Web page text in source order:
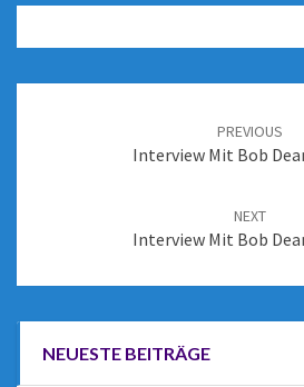
PREVIOUS
Interview Mit Bob
NEXT
Interview Mit Bob
NEUESTE BEITRÄGE